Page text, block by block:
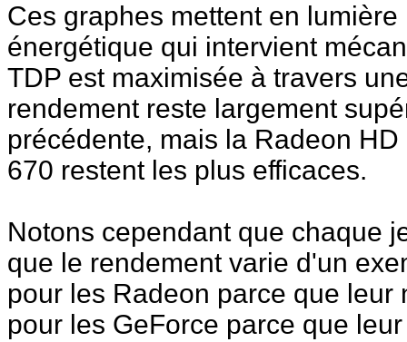
Ces graphes mettent en
énergétique qui intervient
TDP est maximisée à travers
rendement reste largement
précédente, mais la Radeon
670 restent les plus efficaces.
Notons cependant que chaque
que le rendement varie d'un
pour les Radeon parce que
pour les GeForce parce que